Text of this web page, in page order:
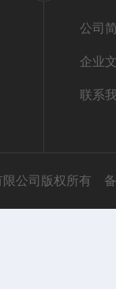
公司
企业
联系
限公司版权所有